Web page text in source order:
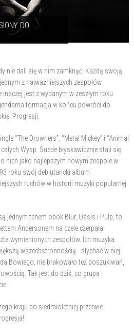
DO
nie dali się w nim zamknąć. Każdą swoją
z najważniejszych zespołów
jest z wydanym w zeszłym roku
formacja w końcu powróci do
Progresji.
“The Drowners”, “Metal Mickey” i “Animal
Wysp. Suede błyskawicznie stali się
nich jako najlepszym nowym zespole w
roku swój debiutancki album
ruchów w historii muzyki popularnej
jednym tchem obok Blur, Oasis i Pulp, to
Andersonem na czele czerpała
wymienionych zespołów. Ich muzyka
wszechstronnością - słychać w niej
Bowiego, nie brakowało też poszukiwań,
Tak jest do dziś, co grupa
kraju po siedmioletniej przerwie i